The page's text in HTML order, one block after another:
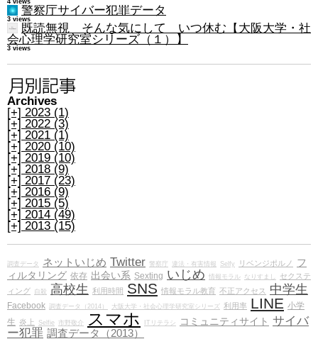
4 views
警察庁サイバー犯罪データ
3 views
既読無視 そんな気にして いつ休む【大阪大学・社
会心理学研究室シリーズ（１）】
3 views
Archives
[+] 2023 (1)
[+] 2022 (3)
[+] 2021 (1)
[+] 2020 (10)
[+] 2019 (10)
[+] 2018 (9)
[+] 2017 (23)
[+] 2016 (9)
[+] 2015 (5)
[+] 2014 (49)
[+] 2013 (15)
調査データ ネットいじめ Twitter 警察庁 違法・有害情報 Selfy リベンジポルノ
フ
ィルタリング 依存 出会い系 Sexting いじめ 情報モラル なりすまし
セクステ
ィング 自殺 高校生 利用時間 SNS 情報モラル教育 不正アクセス 中学生
Facebook 調査データ（2014） 大阪大学・社会心理学研究室シリーズ 利用率 LINE 小学
生 炎上 Selfie 市野敬介 スマホ ITリテラシ コミュニティサイト サイバ
ー犯罪 調査データ（2013）